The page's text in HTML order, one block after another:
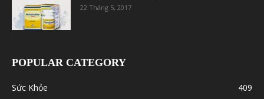
22 Tháng 5, 2017
POPULAR CATEGORY
Sức Khỏe
409